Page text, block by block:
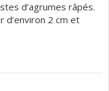
d’agrumes râpés.
d’environ 2 cm et